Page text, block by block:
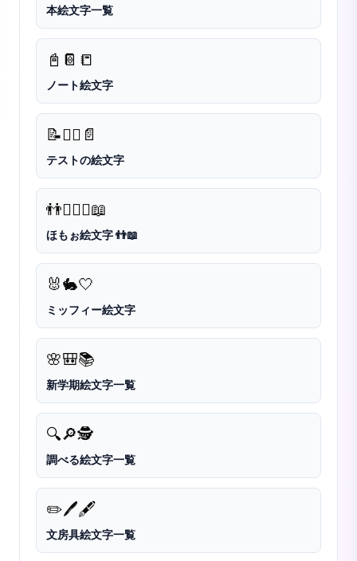
本絵文字一覧
📓 📔 📒
ノート絵文字
📝✍🏻 📄
テストの絵文字
👬👨‍❤️‍👨📖
ほもぉ絵文字 👬📖
🐰🐇🤍
ミッフィー絵文字
🌸🎒📚
新学期絵文字一覧
🔍🔎🕵️
調べる絵文字一覧
✏️🖊️🖋️
文房具絵文字一覧